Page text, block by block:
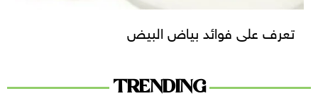
تعرف على فوائد بياض البيض
TRENDING